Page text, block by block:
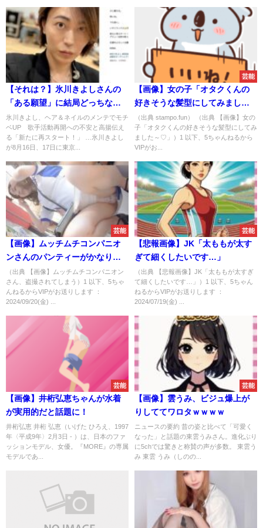
【それは？】氷川きよしさんの
「ある願望」に結局どっちなの
か分からなくなる事態に
氷川きよし、ヘア＆ネイルのメンテでモチ
ベUP 歌手活動再開への不安と高揚伝え
る「新たに再スタート！」 …氷川きよし
が8月16日、17日に東京...
芸能
【画像】女の子「オタクくんの
好きそうな髪型にしてみました
～♡」
（出典 stampo.fun） （出典 【画像】女の
子「オタクくんの好きそうな髪型にしてみ
ました～♡」）1 以下、5ちゃんねるから
VIPがお...
芸能
【画像】ムッチムチコンパニオ
ンさんのパンティーがかなりセ
クシー！
（出典 【画像】ムッチムチコンパニオン
さん、盗撮されてしまう）1 以下、5ちゃ
んねるからVIPがお送りします ：
2024/09/20(金) ...
芸能
【悲報画像】JK「太ももが太す
ぎて細くしたいです…」
（出典 【悲報画像】JK「太ももが太すぎ
て細くしたいです…」）1 以下、5ちゃん
ねるからVIPがお送りします ：
2024/07/19(金) ...
芸能
【画像】井桁弘恵ちゃんが水着
が実用的だと話題に！
井桁弘恵 井桁 弘恵（いげた ひろえ、1997
年〈平成9年〉2月3日 - ）は、日本のファ
ッションモデル、女優。『MORE』の専属
モデルであ...
芸能
【画像】雲うみ、ビジュ爆上が
りしててワロタｗｗｗｗ
ニュースの要約 昔の姿と比べて「可愛く
なった」と話題の東雲うみさん。進化ぶり
に5chでは驚きと称賛の声が多数。 東雲う
み 東雲 うみ（しのの...